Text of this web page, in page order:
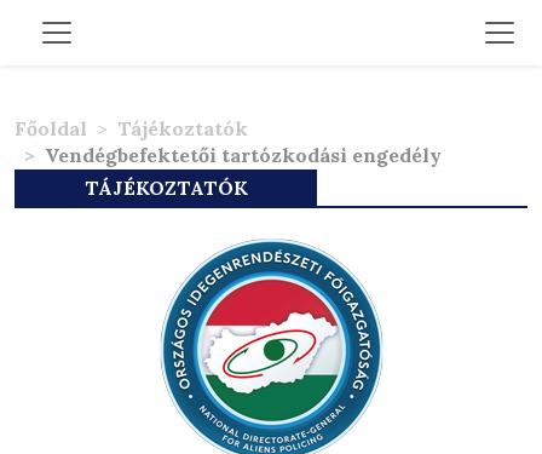
Főoldal
Tájékoztatók
Vendégbefektetői tartózkodási engedély
TÁJÉKOZTATÓK